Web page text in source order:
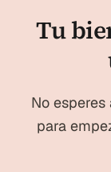
Tu
No
para